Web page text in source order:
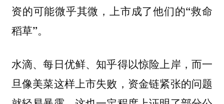
资的可能微乎其微，上市成了他们的“救命
稻草”。
水滴、每日优鲜、知乎得以惊险上岸，而一
旦像美菜这样上市失败，资金链紧张的问题